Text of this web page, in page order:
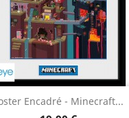
Encadré - Minecraft...
Aperçu rapide